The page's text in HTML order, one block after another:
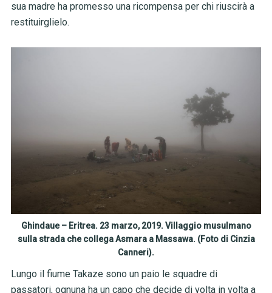
sua madre ha promesso una ricompensa per chi riuscirà a
restituirglielo.
Ghindaue – Eritrea. 23 marzo, 2019. Villaggio musulmano
sulla strada che collega Asmara a Massawa. (Foto di Cinzia
Canneri).
Lungo il fiume Takaze sono un paio le squadre di
passatori, ognuna ha un capo che decide di volta in volta a